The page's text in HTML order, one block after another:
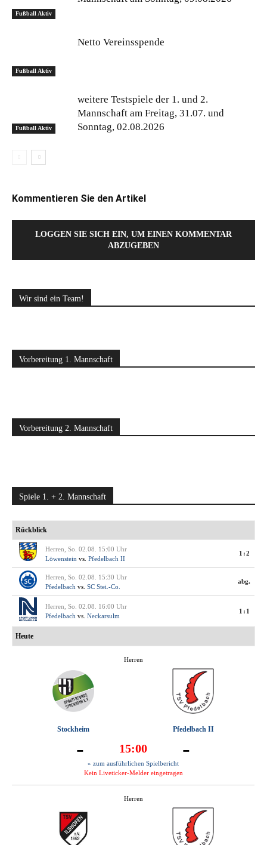
Fußball Aktiv
Fußball Aktiv
Netto Vereinsspende
Fußball Aktiv
weitere Testspiele der 1. und 2.
Mannschaft am Freitag, 31.07. und
Sonntag, 02.08.2026
Kommentieren Sie den Artikel
LOGGEN SIE SICH EIN, UM EINEN KOMMENTAR
ABZUGEBEN
Wir sind ein Team!
Vorbereitung 1. Mannschaft
Vorbereitung 2. Mannschaft
Spiele 1. + 2. Mannschaft
Rückblick
Herren, So. 02.08. 15:00 Uhr
Löwenstein vs. Pfedelbach II
1:2
Herren, So. 02.08. 15:30 Uhr
Pfedelbach vs. SC Stei.-Co.
abg.
Herren, So. 02.08. 16:00 Uhr
Pfedelbach vs. Neckarsulm
1:1
Heute
Herren
Stockheim Pfedelbach II
- 15:00 -
» zum ausführlichen Spielbericht
Kein Liveticker-Melder eingetragen
Herren